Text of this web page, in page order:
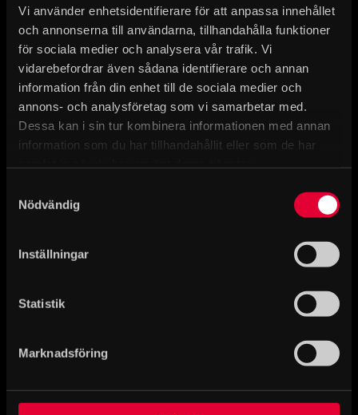
Vi använder enhetsidentifierare för att anpassa innehållet
och annonserna till användarna, tillhandahålla funktioner
för sociala medier och analysera vår trafik. Vi
vidarebefordrar även sådana identifierare och annan
information från din enhet till de sociala medier och
annons- och analysföretag som vi samarbetar med.
Dessa kan i sin tur kombinera informationen med annan
information som du har tillhandahållit eller som de har
Nödvändig
Inställningar
Statistik
Marknadsföring